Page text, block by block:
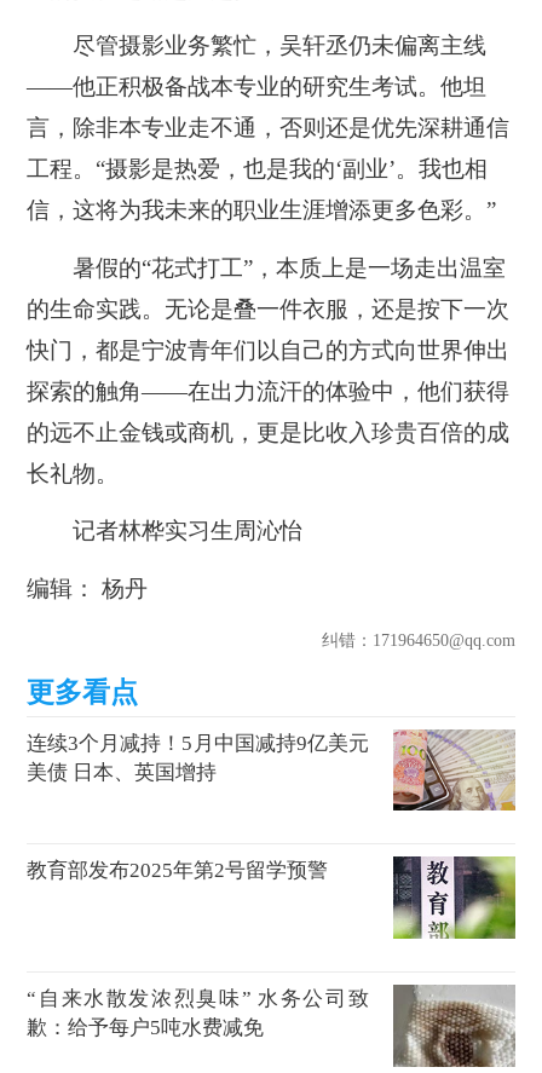
尽管摄影业务繁忙，吴轩丞仍未偏离主线
——他正积极备战本专业的研究生考试。他坦
言，除非本专业走不通，否则还是优先深耕通信
工程。“摄影是热爱，也是我的‘副业’。我也相
信，这将为我未来的职业生涯增添更多色彩。”
暑假的“花式打工”，本质上是一场走出温室
的生命实践。无论是叠一件衣服，还是按下一次
快门，都是宁波青年们以自己的方式向世界伸出
探索的触角——在出力流汗的体验中，他们获得
的远不止金钱或商机，更是比收入珍贵百倍的成
长礼物。
记者林桦实习生周沁怡
编辑： 杨丹
纠错：171964650@qq.com
连续3个月减持！5月中国减持9亿美元
美债 日本、英国增持
教育部发布2025年第2号留学预警
“自来水散发浓烈臭味” 水务公司致
歉：给予每户5吨水费减免